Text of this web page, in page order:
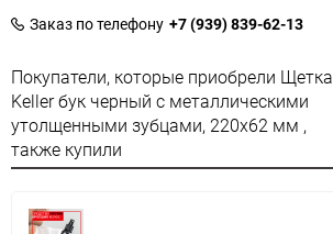
Заказ по телефону +7 (939) 839-62-13
Покупатели, которые приобрели Щетка
Keller бук черный с металлическими
утолщенными зубцами, 220х62 мм ,
также купили